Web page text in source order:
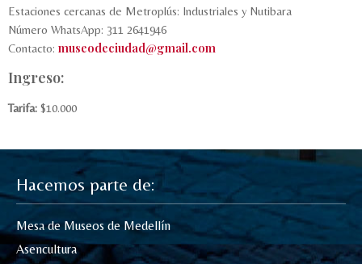
Estaciones cercanas de Metroplús: Industriales y Nutibara
Número WhatsApp: 311 2641946
Contacto: museodeciudad@gmail.com
Ingreso:
Tarifa: $10.000
Hacemos parte de:
Mesa de Museos de Medellín
Asencultura